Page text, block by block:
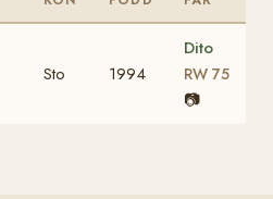
Sto 1994
Dito
RW 75
📷